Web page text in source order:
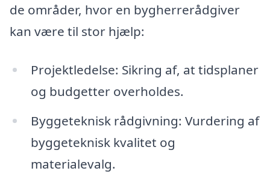
de områder, hvor en bygherrerådgiver
kan være til stor hjælp:
Projektledelse: Sikring af, at tidsplaner
og budgetter overholdes.
Byggeteknisk rådgivning: Vurdering af
byggeteknisk kvalitet og
materialevalg.